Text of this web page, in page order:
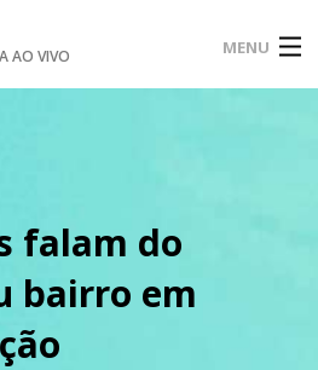
AO VIVO MENU
falam do
bairro em